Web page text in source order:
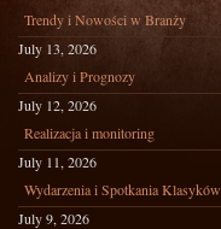
Trendy i Nowości w Branży
July 13, 2026
Analizy i Prognozy
July 12, 2026
Realizacja i monitoring
July 11, 2026
Wydarzenia i Spotkania Klasyków
July 9, 2026